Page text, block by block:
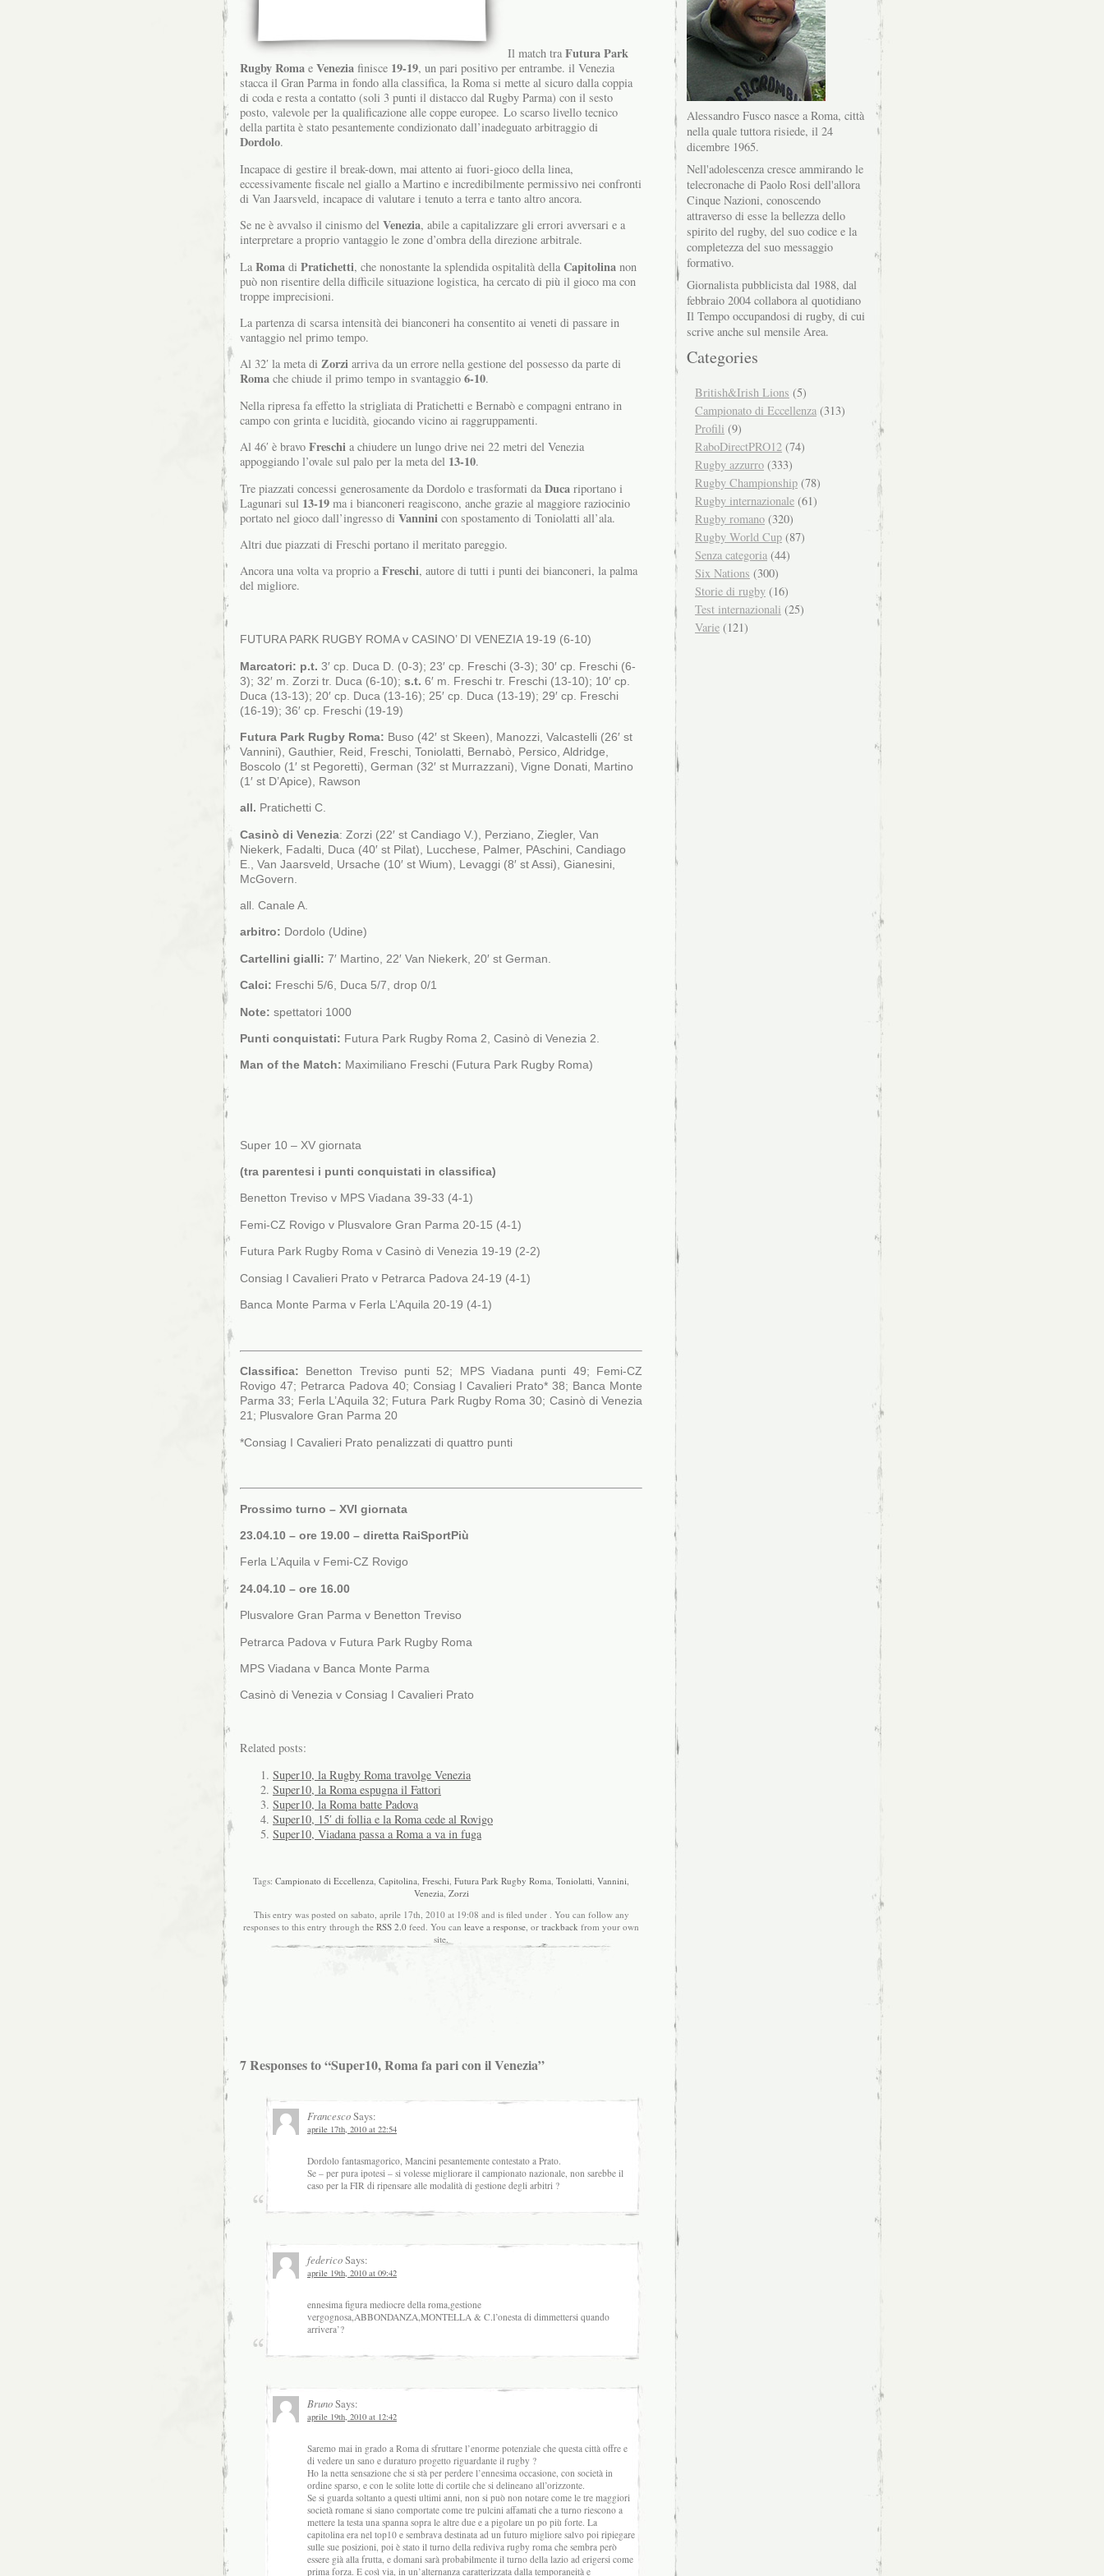
Il match tra Futura Park
Rugby Roma e Venezia finisce 19-19, un pari positivo per entrambe. il Venezia
stacca il Gran Parma in fondo alla classifica, la Roma si mette al sicuro dalla coppia
di coda e resta a contatto (soli 3 punti il distacco dal Rugby Parma) con il sesto
posto, valevole per la qualificazione alle coppe europee. Lo scarso livello tecnico
della partita è stato pesantemente condizionato dall’inadeguato arbitraggio di
Dordolo.
Incapace di gestire il break-down, mai attento ai fuori-gioco della linea,
eccessivamente fiscale nel giallo a Martino e incredibilmente permissivo nei confronti
di Van Jaarsveld, incapace di valutare i tenuto a terra e tanto altro ancora.
Se ne è avvalso il cinismo del Venezia, abile a capitalizzare gli errori avversari e a
interpretare a proprio vantaggio le zone d’ombra della direzione arbitrale.
La Roma di Pratichetti, che nonostante la splendida ospitalità della Capitolina non
può non risentire della difficile situazione logistica, ha cercato di più il gioco ma con
troppe imprecisioni.
La partenza di scarsa intensità dei bianconeri ha consentito ai veneti di passare in
vantaggio nel primo tempo.
Al 32′ la meta di Zorzi arriva da un errore nella gestione del possesso da parte di
Roma che chiude il primo tempo in svantaggio 6-10.
Nella ripresa fa effetto la strigliata di Pratichetti e Bernabò e compagni entrano in
campo con grinta e lucidità, giocando vicino ai raggruppamenti.
Al 46′ è bravo Freschi a chiudere un lungo drive nei 22 metri del Venezia
appoggiando l’ovale sul palo per la meta del 13-10.
Tre piazzati concessi generosamente da Dordolo e trasformati da Duca riportano i
Lagunari sul 13-19 ma i bianconeri reagiscono, anche grazie al maggiore raziocinio
portato nel gioco dall’ingresso di Vannini con spostamento di Toniolatti all’ala.
Altri due piazzati di Freschi portano il meritato pareggio.
Ancora una volta va proprio a Freschi, autore di tutti i punti dei bianconeri, la palma
del migliore.
FUTURA PARK RUGBY ROMA v CASINO’ DI VENEZIA 19-19 (6-10)
Marcatori: p.t. 3′ cp. Duca D. (0-3); 23′ cp. Freschi (3-3); 30′ cp. Freschi (6-
3); 32′ m. Zorzi tr. Duca (6-10); s.t. 6′ m. Freschi tr. Freschi (13-10); 10′ cp.
Duca (13-13); 20′ cp. Duca (13-16); 25′ cp. Duca (13-19); 29′ cp. Freschi
(16-19); 36′ cp. Freschi (19-19)
Futura Park Rugby Roma: Buso (42′ st Skeen), Manozzi, Valcastelli (26′ st
Vannini), Gauthier, Reid, Freschi, Toniolatti, Bernabò, Persico, Aldridge,
Boscolo (1′ st Pegoretti), German (32′ st Murrazzani), Vigne Donati, Martino
(1′ st D’Apice), Rawson
all. Pratichetti C.
Casinò di Venezia: Zorzi (22′ st Candiago V.), Perziano, Ziegler, Van
Niekerk, Fadalti, Duca (40′ st Pilat), Lucchese, Palmer, PAschini, Candiago
E., Van Jaarsveld, Ursache (10′ st Wium), Levaggi (8′ st Assi), Gianesini,
McGovern.
all. Canale A.
arbitro: Dordolo (Udine)
Cartellini gialli: 7′ Martino, 22′ Van Niekerk, 20′ st German.
Calci: Freschi 5/6, Duca 5/7, drop 0/1
Note: spettatori 1000
Punti conquistati: Futura Park Rugby Roma 2, Casinò di Venezia 2.
Man of the Match: Maximiliano Freschi (Futura Park Rugby Roma)
Super 10 – XV giornata
(tra parentesi i punti conquistati in classifica)
Benetton Treviso v MPS Viadana 39-33 (4-1)
Femi-CZ Rovigo v Plusvalore Gran Parma 20-15 (4-1)
Futura Park Rugby Roma v Casinò di Venezia 19-19 (2-2)
Consiag I Cavalieri Prato v Petrarca Padova 24-19 (4-1)
Banca Monte Parma v Ferla L’Aquila 20-19 (4-1)
Classifica: Benetton Treviso punti 52; MPS Viadana punti 49; Femi-CZ
Rovigo 47; Petrarca Padova 40; Consiag I Cavalieri Prato* 38; Banca Monte
Parma 33; Ferla L’Aquila 32; Futura Park Rugby Roma 30; Casinò di Venezia
21; Plusvalore Gran Parma 20
*Consiag I Cavalieri Prato penalizzati di quattro punti
Prossimo turno – XVI giornata
23.04.10 – ore 19.00 – diretta RaiSportPiù
Ferla L’Aquila v Femi-CZ Rovigo
24.04.10 – ore 16.00
Plusvalore Gran Parma v Benetton Treviso
Petrarca Padova v Futura Park Rugby Roma
MPS Viadana v Banca Monte Parma
Casinò di Venezia v Consiag I Cavalieri Prato
Related posts:
Super10, la Rugby Roma travolge Venezia
Super10, la Roma espugna il Fattori
Super10, la Roma batte Padova
Super10, 15′ di follia e la Roma cede al Rovigo
Super10, Viadana passa a Roma a va in fuga
Tags: Campionato di Eccellenza Capitolina Freschi Futura Park Rugby Roma Toniolatti Vannini
Venezia Zorzi
This entry was posted on sabato, aprile 17th, 2010 at 19:08 and is filed under . You can follow any
responses to this entry through the RSS 2.0 feed. You can leave a response , or trackback from your own
site.
7 Responses to “Super10, Roma fa pari con il Venezia”
FrancescoSays:
aprile 17th, 2010 at 22:54
Dordolo fantasmagorico, Mancini pesantemente contestato a Prato.
Se – per pura ipotesi – si volesse migliorare il campionato nazionale, non sarebbe il
caso per la FIR di ripensare alle modalità di gestione degli arbitri ?
federicoSays:
aprile 19th, 2010 at 09:42
ennesima figura mediocre della roma,gestione
vergognosa,ABBONDANZA,MONTELLA & C.l’onesta di dimmettersi quando
arrivera’?
BrunoSays:
aprile 19th, 2010 at 12:42
Saremo mai in grado a Roma di sfruttare l’enorme potenziale che questa città offre e
di vedere un sano e duraturo progetto riguardante il rugby ?
Ho la netta sensazione che si stà per perdere l’ennesima occasione, con società in
ordine sparso, e con le solite lotte di cortile che si delineano all’orizzonte.
Se si guarda soltanto a questi ultimi anni, non si può non notare come le tre maggiori
società romane si siano comportate come tre pulcini affamati che a turno riescono a
mettere la testa una spanna sopra le altre due e a pigolare un po più forte. La
capitolina era nel top10 e sembrava destinata ad un futuro migliore salvo poi ripiegare
sulle sue posizioni, poi è stato il turno della rediviva rugby roma che sembra però
essere già alla frutta, e domani sarà probabilmente il turno della lazio ad erigersi come
prima forza. E così via, in un’alternanza caratterizzata dalla temporaneità e
Alessandro Fusco nasce a Roma, città
nella quale tuttora risiede, il 24
dicembre 1965.
Nell'adolescenza cresce ammirando le
telecronache di Paolo Rosi dell'allora
Cinque Nazioni, conoscendo
attraverso di esse la bellezza dello
spirito del rugby, del suo codice e la
completezza del suo messaggio
formativo.
Giornalista pubblicista dal 1988, dal
febbraio 2004 collabora al quotidiano
Il Tempo occupandosi di rugby, di cui
scrive anche sul mensile Area.
Categories
British&Irish Lions (5)
Campionato di Eccellenza (313)
Profili (9)
RaboDirectPRO12 (74)
Rugby azzurro (333)
Rugby Championship (78)
Rugby internazionale (61)
Rugby romano (320)
Rugby World Cup (87)
Senza categoria (44)
Six Nations (300)
Storie di rugby (16)
Test internazionali (25)
Varie (121)